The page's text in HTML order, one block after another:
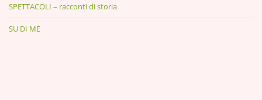
SPETTACOLI – racconti di storia
SU DI ME